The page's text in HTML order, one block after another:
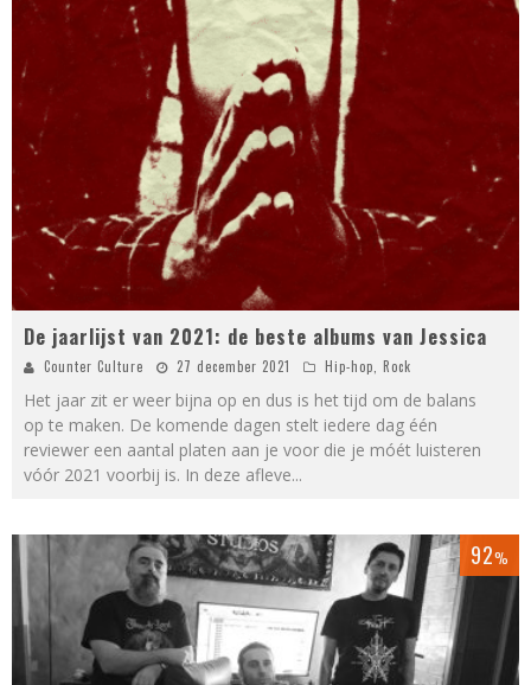
De jaarlijst van 2021: de beste albums van Jessica
Counter Culture 27 december 2021 Hip-hop Rock
Het jaar zit er weer bijna op en dus is het tijd om de balans
op te maken. De komende dagen stelt iedere dag één
reviewer een aantal platen aan je voor die je móét luisteren
vóór 2021 voorbij is. In deze afleve...
92%